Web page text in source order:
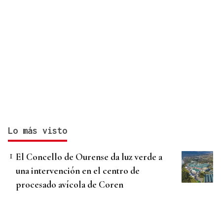
Lo más visto
El Concello de Ourense da luz verde a
una intervención en el centro de
procesado avícola de Coren